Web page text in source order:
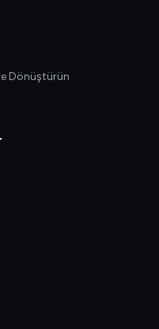
Dönüştürün